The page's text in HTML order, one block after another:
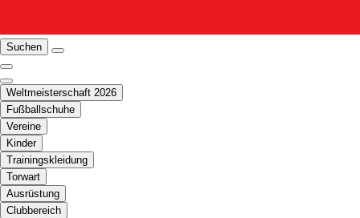
Suchen
Weltmeisterschaft 2026
Fußballschuhe
Vereine
Kinder
Trainingskleidung
Torwart
Ausrüstung
Clubbereich